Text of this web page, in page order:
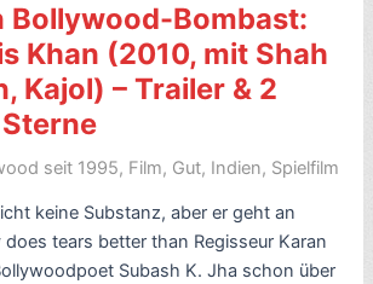
Bollywood-Bombast:
Khan (2010, mit Shah
Kajol) – Trailer & 2
seit 1995, Film, Gut, Indien, Spielfilm
keine Substanz, aber er geht an
tears better than Regisseur Karan
Subash K. Jha schon über